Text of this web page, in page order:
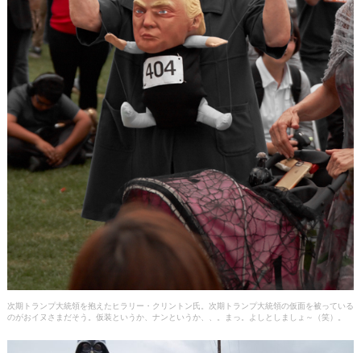
次期トランプ大統領を抱えたヒラリー・クリントン氏。次期トランプ大統領の仮面を被っている
のがおイヌさまだそう。仮装というか、ナンというか、、。まっ。よしとしましょ～（笑）。